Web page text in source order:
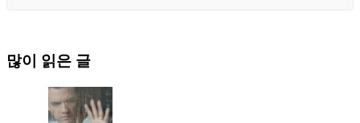
많이 읽은 글